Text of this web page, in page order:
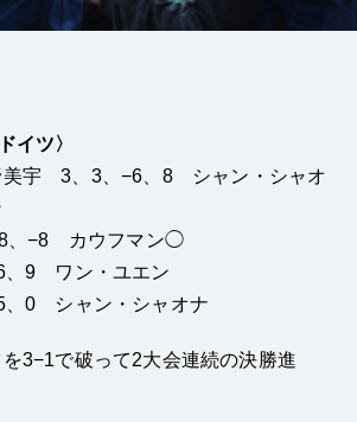
ツ〉
宇 3、3、−6、8 シャン・シャオ
、−8 カウフマン◯
9 ワン・ユエン
0 シャン・シャオナ
3−1で破って2大会連続の決勝進